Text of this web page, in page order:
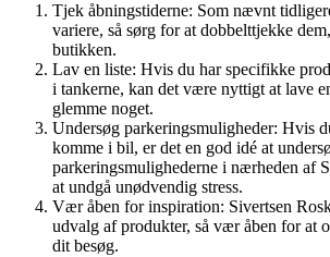
Tjek åbningstiderne: Som nævnt
variere, så sørg for at dobbelttjekke
butikken.
Lav en liste: Hvis du har specifikke
i tankerne, kan det være nyttigt at lave
glemme noget.
Undersøg parkeringsmuligheder: Hvis
komme i bil, er det en god idé at
parkeringsmulighederne i nærheden af
at undgå unødvendig stress.
Vær åben for inspiration: Sivertsen
udvalg af produkter, så vær åben for at
dit besøg.